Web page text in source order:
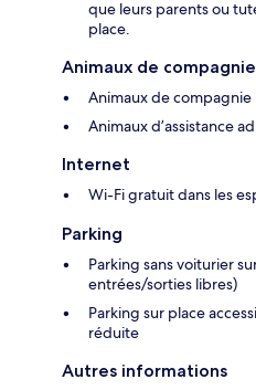
que leurs parents ou
place.
Animaux de compagnie
Animaux de compagnie
Animaux d’assistance
Internet
Wi-Fi gratuit dans les
Parking
Parking sans voiturier
entrées/sorties libres)
Parking sur place
réduite
Autres informations